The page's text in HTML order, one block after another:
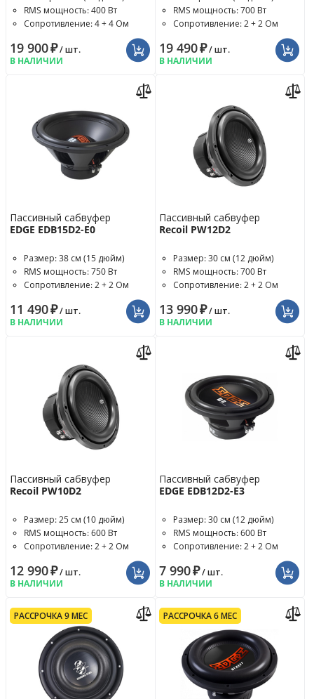
RMS мощность: 400 Вт
Сопротивление: 4 + 4 Ом
19 900₽/ шт.
В НАЛИЧИИ
RMS мощность: 700 Вт
Сопротивление: 2 + 2 Ом
19 490₽/ шт.
В НАЛИЧИИ
Пассивный сабвуфер
EDGE EDB15D2-E0
Размер: 38 см (15 дюйм)
RMS мощность: 750 Вт
Сопротивление: 2 + 2 Ом
11 490₽/ шт.
В НАЛИЧИИ
Пассивный сабвуфер
Recoil PW12D2
Размер: 30 см (12 дюйм)
RMS мощность: 700 Вт
Сопротивление: 2 + 2 Ом
13 990₽/ шт.
В НАЛИЧИИ
Пассивный сабвуфер
Recoil PW10D2
Размер: 25 см (10 дюйм)
RMS мощность: 600 Вт
Сопротивление: 2 + 2 Ом
12 990₽/ шт.
В НАЛИЧИИ
Пассивный сабвуфер
EDGE EDB12D2-E3
Размер: 30 см (12 дюйм)
RMS мощность: 600 Вт
Сопротивление: 2 + 2 Ом
7 990₽/ шт.
В НАЛИЧИИ
РАССРОЧКА 9 МЕС РАССРОЧКА 6 МЕС